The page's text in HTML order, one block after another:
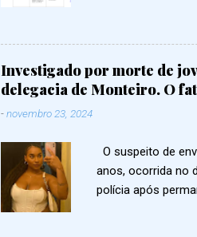
cargos: 🦷
pontuações
Comunitários de
teriam vínculos
favorecimento. 🏫
gestores, além
concurso. ⚠️ O MP
político...
Investigado por morte de
delegacia de Monteiro. O
-novembro 23, 2024
O suspeito de
anos, ocorrida no
polícia após
mais